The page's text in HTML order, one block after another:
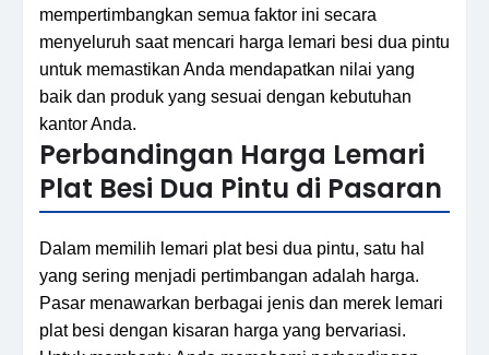
mempertimbangkan semua faktor ini secara
menyeluruh saat mencari harga lemari besi dua pintu
untuk memastikan Anda mendapatkan nilai yang
baik dan produk yang sesuai dengan kebutuhan
kantor Anda.
Perbandingan Harga Lemari
Plat Besi Dua Pintu di Pasaran
Dalam memilih lemari plat besi dua pintu, satu hal
yang sering menjadi pertimbangan adalah harga.
Pasar menawarkan berbagai jenis dan merek lemari
plat besi dengan kisaran harga yang bervariasi.